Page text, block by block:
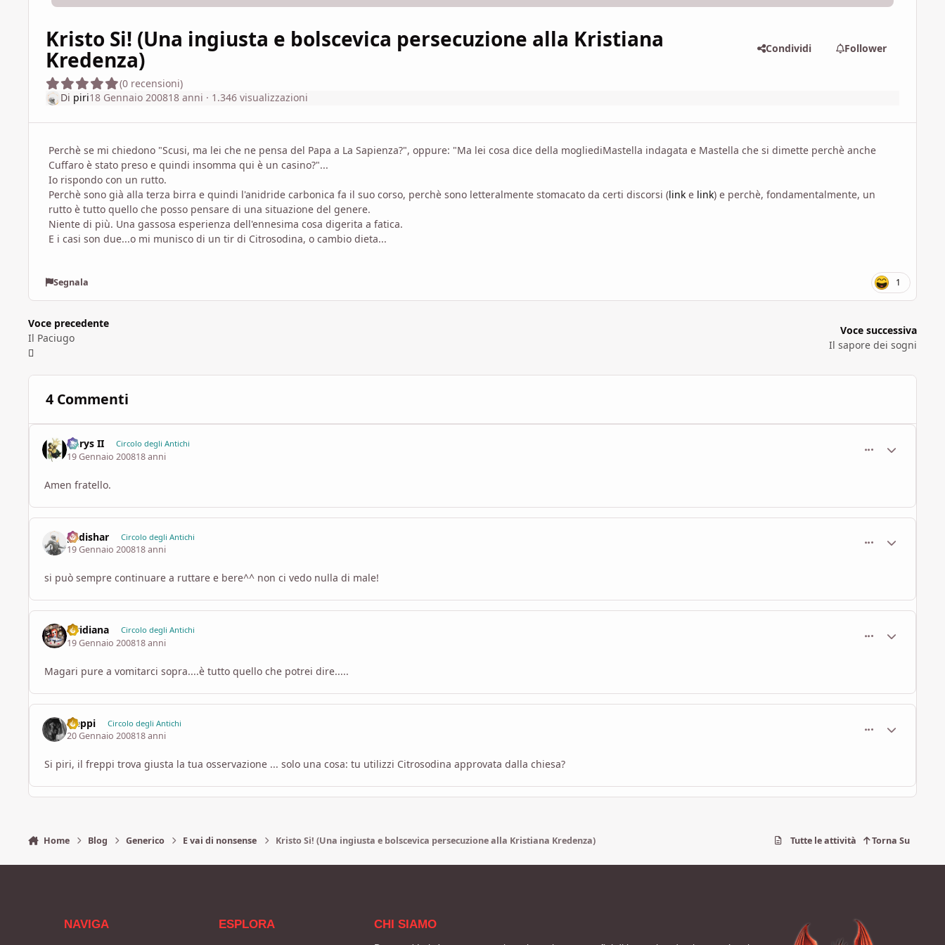
Kristo Si! (Una ingiusta e bolscevica persecuzione alla Kristiana
Kredenza)
(0 recensioni)
Condividi Follower
Di piri18 Gennaio 200818 anni · 1.346 visualizzazioni
Perchè se mi chiedono "Scusi, ma lei che ne pensa del Papa a La Sapienza?", oppure: "Ma lei cosa dice della mogliediMastella indagata e Mastella che si dimette perchè anche
Cuffaro è stato preso e quindi insomma qui è un casino?"...
Io rispondo con un rutto.
Perchè sono già alla terza birra e quindi l'anidride carbonica fa il suo corso, perchè sono letteralmente stomacato da certi discorsi (link e link) e perchè, fondamentalmente, un
rutto è tutto quello che posso pensare di una situazione del genere.
Niente di più. Una gassosa esperienza dell'ennesima cosa digerita a fatica.
E i casi son due...o mi munisco di un tir di Citrosodina, o cambio dieta...
Segnala 1
Voce precedente
Il Paciugo
Voce successiva
Il sapore dei sogni
4 Commenti
Aerys II Circolo degli Antichi
19 Gennaio 200818 anni
Amen fratello.
padishar Circolo degli Antichi
19 Gennaio 200818 anni
si può sempre continuare a ruttare e bere^^ non ci vedo nulla di male!
viridiana Circolo degli Antichi
19 Gennaio 200818 anni
Magari pure a vomitarci sopra....è tutto quello che potrei dire.....
freppi Circolo degli Antichi
20 Gennaio 200818 anni
Si piri, il freppi trova giusta la tua osservazione ... solo una cosa: tu utilizzi Citrosodina approvata dalla chiesa?
Home Blog Generico E vai di nonsense Kristo Si! (Una ingiusta e bolscevica persecuzione alla Kristiana Kredenza) Tutte le attività Torna Su
NAVIGA ESPLORA CHI SIAMO